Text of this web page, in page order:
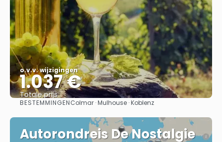
o.v.v. wijzigingen
1.037 €
Totale prijs
Bekijk
BESTEMMINGENColmar · Mulhouse · Koblenz
Autorondreis De Nostalgie